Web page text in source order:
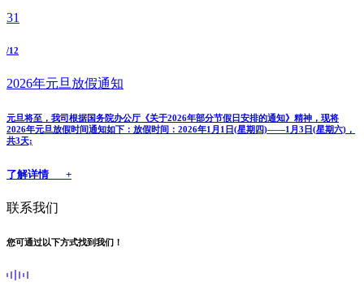
31
/12
2026年元旦放假通知
元旦将至，我司根据国务院办公厅《关于2026年部分节假日安排的通知》精神，现将
2026年元旦放假时间通知如下：放假时间：2026年1月1日(星期四)——1月3日(星期六)，
共3天;
了解详情 +
联系我们
您可通过以下方式找到我们！